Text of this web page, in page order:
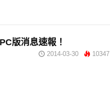
版消息速報！
2014-03-30 10347